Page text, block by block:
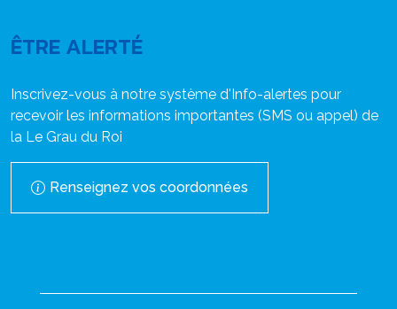
ÊTRE ALERTÉ
Inscrivez-vous à notre système d'Info-alertes pour
recevoir les informations importantes (SMS ou appel) de
la Le Grau du Roi
Renseignez vos coordonnées